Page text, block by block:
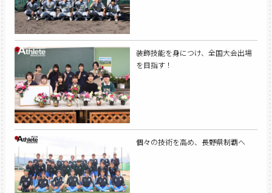
装飾技能を身につけ、全国大会出場
を目指す！
個々の技術を高め、長野県制覇へ